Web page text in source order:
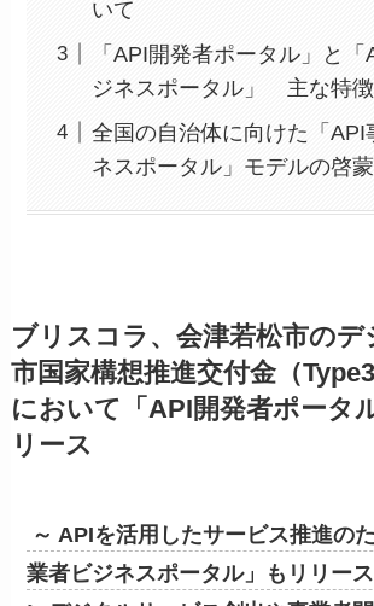
いて
「API開発者ポータル」と
ジネスポータル」 主な特徴
全国の自治体に向けた「API
ネスポータル」モデルの啓蒙
ブリスコラ、会津若松市のデ
市国家構想推進交付金（
において「API開発者ポータ
リース
～ APIを活用したサービス推進の
業者ビジネスポータル」もリリー